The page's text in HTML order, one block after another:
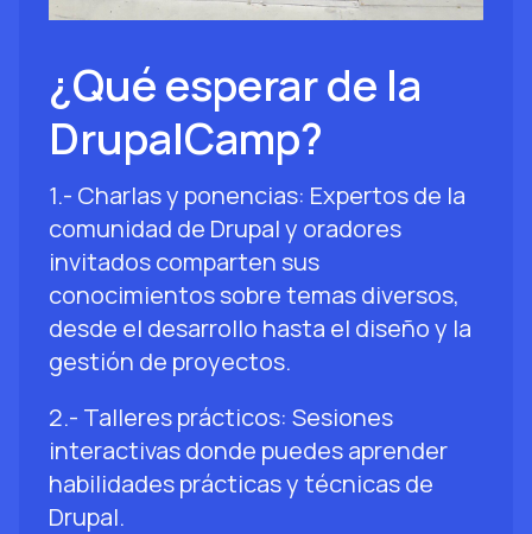
¿Qué esperar de la
DrupalCamp?
1.- Charlas y ponencias: Expertos de la
comunidad de Drupal y oradores
invitados comparten sus
conocimientos sobre temas diversos,
desde el desarrollo hasta el diseño y la
gestión de proyectos.
2.- Talleres prácticos: Sesiones
interactivas donde puedes aprender
habilidades prácticas y técnicas de
Drupal.